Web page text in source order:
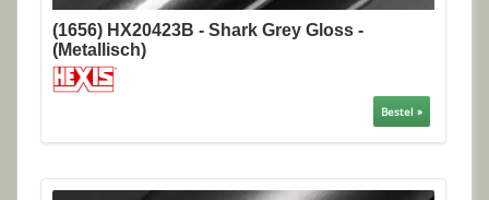
(1656) HX20423B - Shark Grey Gloss -
(Metallisch)
Bestel »